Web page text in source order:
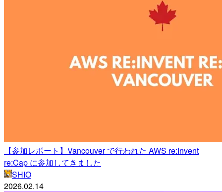
【参加レポート】Vancouver で行われた AWS re:Invent
re:Cap に参加してきました
SHIO
2026.02.14